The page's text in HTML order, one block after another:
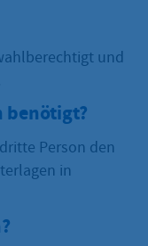
und
benötigt?
Person den
in